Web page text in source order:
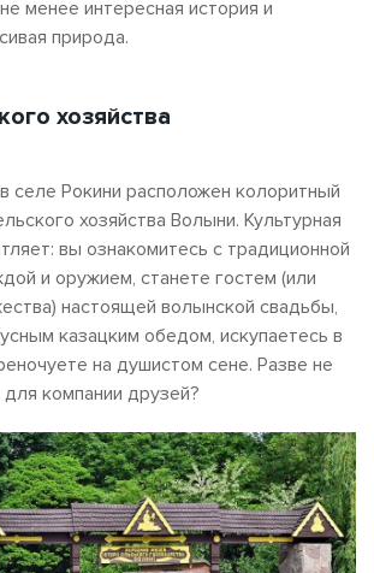
менее интересная история и
природа.
хозяйства
селе Рокини расположен колоритный
хозяйства Волыни. Культурная
вы ознакомитесь с традиционной
и оружием, станете гостем (или
настоящей волынской свадьбы,
казацким обедом, искупаетесь в
на душистом сене. Разве не
компании друзей?